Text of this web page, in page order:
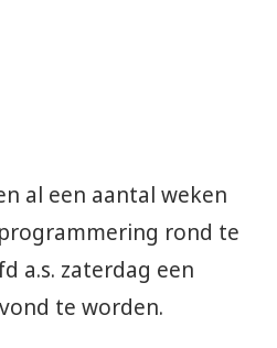
al een aantal weken
rond te
a.s. zaterdag een
te worden.